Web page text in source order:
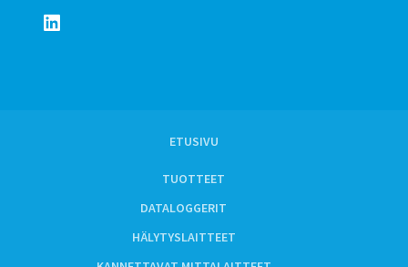
LinkedIn
ETUSIVU
TUOTTEET
DATALOGGERIT
HÄLYTYSLAITTEET